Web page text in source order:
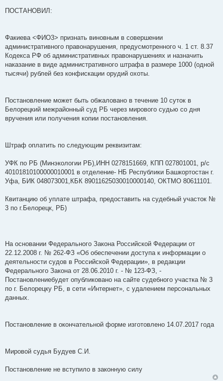
ПОСТАНОВИЛ:
Факиева <ФИО3> признать виновным в совершении
административного правонарушения, предусмотренного ч. 1 ст. 8.37
Кодекса РФ об административных правонарушениях и назначить
наказание в виде административного штрафа в размере 1000 (одной
тысячи) рублей без конфискации орудий охоты.
Постановление может быть обжаловано в течение 10 суток в
Белорецкий межрайонный суд РБ через мирового судью со дня
вручения или получения копии постановления.
Штраф оплатить по следующим реквизитам:
УФК по РБ (Минэкологии РБ),ИНН 0278151669, КПП 027801001, р/с
40101810100000010001 в отделение- НБ Республики Башкортостан г.
Уфа, БИК 048073001,КБК 89011625030010000140, ОКТМО 80611101.
Квитанцию об уплате штрафа, предоставить на судебный участок №
3 по г.Белорецк, РБ)
На основании Федерального Закона Российской Федерации от
22.12.2008 г. № 262-ФЗ «Об обеспечении доступа к информации о
деятельности судов в Российской Федерации», в редакции
Федерального Закона от 28.06.2010 г. - № 123-ФЗ, -
Постановлениебудет опубликовано на сайте судебного участка № 3
по г. Белорецку РБ, в сети «Интернет», с удалением персональных
данных.
Постановление в окончательной форме изготовлено 14.07.2017 года
Мировой судья Будуев С.И.
Постановление не вступило в законную силу